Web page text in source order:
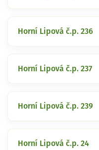
Horní Lipová č.p. 236
Horní Lipová č.p. 237
Horní Lipová č.p. 239
Horní Lipová č.p. 24